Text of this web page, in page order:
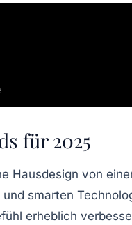
für 2025
Hausdesign von
und smarten
erheblich